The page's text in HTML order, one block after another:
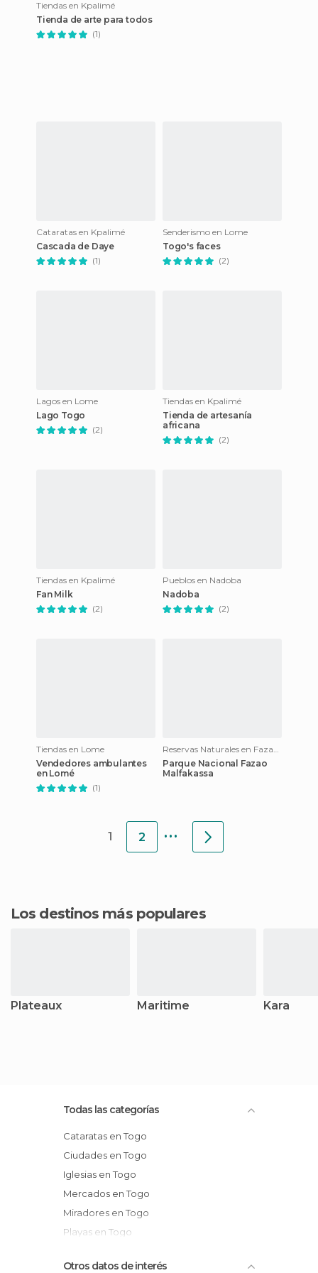
Tiendas en Kpalimé
Tienda de arte para todos
(1)
Cataratas en Kpalimé
Cascada de Daye
(1)
Senderismo en Lome
Togo's faces
(2)
Lagos en Lome
Lago Togo
(2)
Tiendas en Kpalimé
Tienda de artesanía
africana
(2)
Tiendas en Kpalimé
Fan Milk
(2)
Pueblos en Nadoba
Nadoba
(2)
Tiendas en Lome
Vendedores ambulantes
en Lomé
(1)
Reservas Naturales en Fazao Mafakassa National Park
Parque Nacional Fazao
Malfakassa
1 2 ...
Los destinos más populares
Plateaux Maritime Kara
Todas las categorías
Cataratas en Togo
Ciudades en Togo
Iglesias en Togo
Mercados en Togo
Miradores en Togo
Playas en Togo
Senderismo en Togo
Otros datos de interés